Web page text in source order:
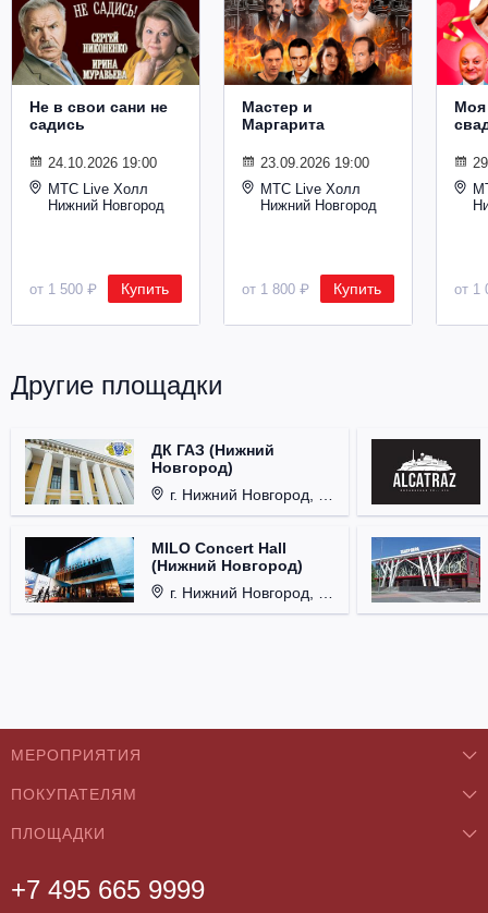
Не в свои сани не
садись
24.10.2026 19:00
МТС Live Холл
Нижний Новгород
от 1 500 ₽ Купить
Мастер и
Маргарита
23.09.2026 19:00
МТС Live Холл
Нижний Новгород
от 1 800 ₽ Купить
Моя
от 1
Другие площадки
ДК ГАЗ (Нижний
Новгород)
г. Нижний Новгород, ул. Смирнова, д. 12.
MILO Concert Hall
(Нижний Новгород)
г. Нижний Новгород, ул. Родионова, д. 4.
+7 495 665 9999
МЕРОПРИЯТИЯ
Концерты
Классика
Театры
ПОКУПАТЕЛЯМ
О нас
Как купить
ПЛОЩАДКИ
Бар/Ресторан/Кафе